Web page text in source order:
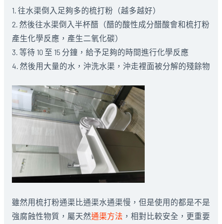
1. 往水渠倒入足夠多的梳打粉（越多越好）
2. 然後往水渠倒入半杯醋（醋的酸性成分醋酸會和梳打粉
產生化學反應，產生二氧化碳）
3. 等待 10 至 15 分鐘，給予足夠的時間進行化學反應
4. 然後用大量的水，沖洗水渠，沖走裡面被分解的殘餘物
雖然用梳打粉通渠比通渠水通渠慢，但是使用的都是不是
強腐蝕性物質，屬天然通渠方法 ，相對比較安全，更重要